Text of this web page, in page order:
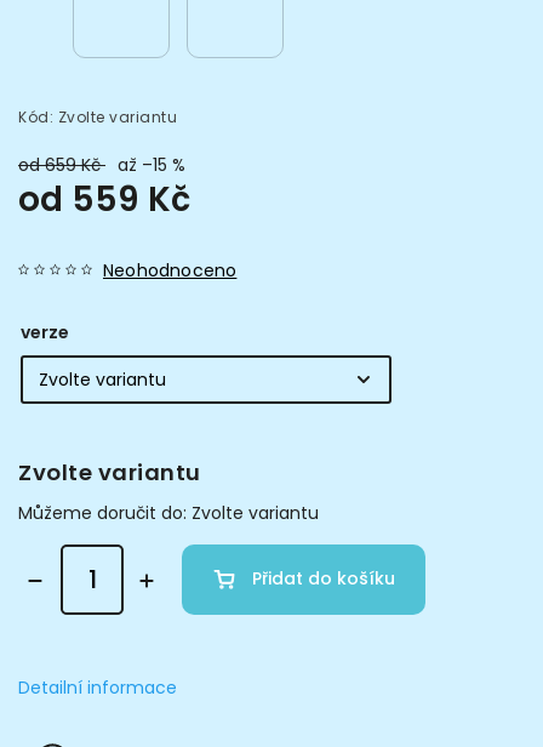
Kód: Zvolte variantu
od 659 Kč až –15 %
od 559 Kč
Neohodnoceno
verze
Zvolte variantu
Můžeme doručit do: Zvolte variantu
Přidat do košíku
Detailní informace